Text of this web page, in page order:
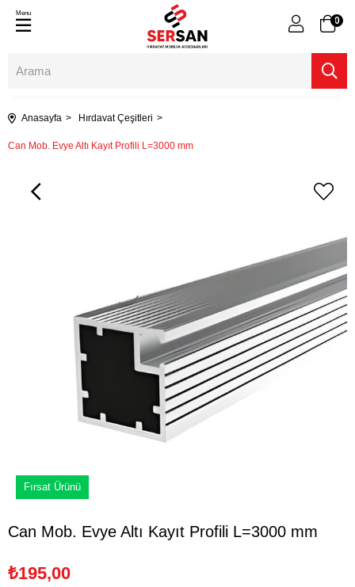
0
Menu
Anasayfa Hırdavat Çeşitleri
Can Mob. Evye Altı Kayıt Profili L=3000 mm
Fırsat Ürünü
Can Mob. Evye Altı Kayıt Profili L=3000 mm
₺195,00